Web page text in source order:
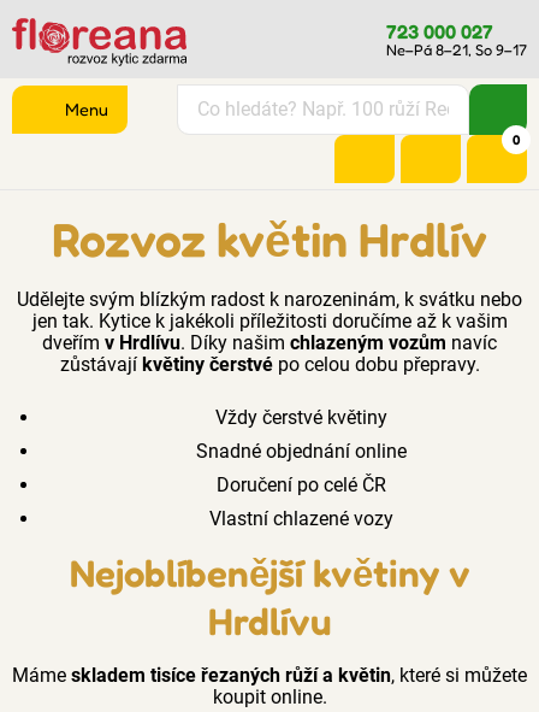
723 000 027
Ne–Pá 8–21, So 9–17
0
Menu
Rozvoz květin Hrdlív
Udělejte svým blízkým radost k narozeninám, k svátku nebo
jen tak. Kytice k jakékoli příležitosti doručíme až k vašim
dveřím v Hrdlívu. Díky našim chlazeným vozům navíc
zůstávají květiny čerstvépo celou dobu přepravy.
Vždy čerstvé květiny
Snadné objednání online
Doručení po celé ČR
Vlastní chlazené vozy
Nejoblíbenější květiny v
Hrdlívu
Máme skladem tisíce řezaných růží a květin, které si můžete
koupit online.